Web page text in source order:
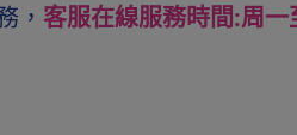
， 客服在線服務時間:周一